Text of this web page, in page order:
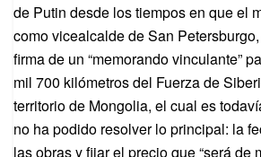
de Putin desde los tiempos en que el
como vicealcalde de San
firma de un “memorando vinculante”
mil 700 kilómetros del Fuerza de
territorio de Mongolia, el cual es
no ha podido resolver lo principal: la
las obras y fijar el precio que “será de